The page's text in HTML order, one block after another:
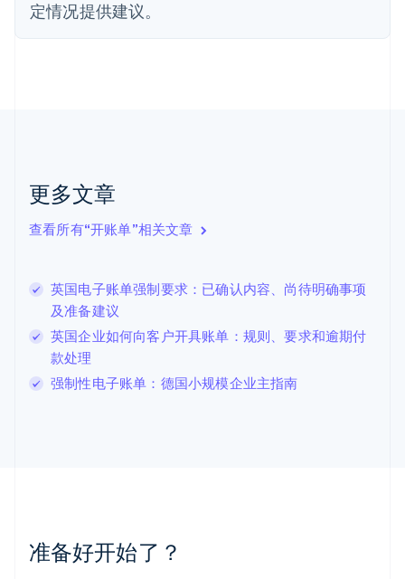
定情况提供建议。
更多文章
查看所有“开账单”相关文章
英国电子账单强制要求：已确认内容、尚待明确事项
及准备建议
英国企业如何向客户开具账单：规则、要求和逾期付
款处理
强制性电子账单：德国小规模企业主指南
准备好开始了？
芬兰
EnglishSvenska
English Italiano
拉脱维亚
立陶宛
DeutschEnglish
卢森堡
罗马尼亚
English
马尔他
English
葡萄牙